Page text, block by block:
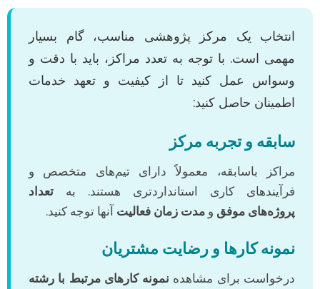
انتخاب یک مرکز پژوهشی مناسب، گام بسیار
مهمی است. با توجه به تعدد مراکز، باید با دقت و
وسواس عمل کنید تا از کیفیت و تعهد خدمات
اطمینان حاصل کنید:
سابقه و تجربه مرکز
مراکز باسابقه، معمولاً دارای تیم‌های متخصص و
فرآیندهای کاری استانداردتری هستند. به تعداد
پروژه‌های موفق و مدت زمان فعالیت آنها توجه کنید.
نمونه کارها و رضایت مشتریان
درخواست برای مشاهده نمونه کارهای مرتبط با رشته